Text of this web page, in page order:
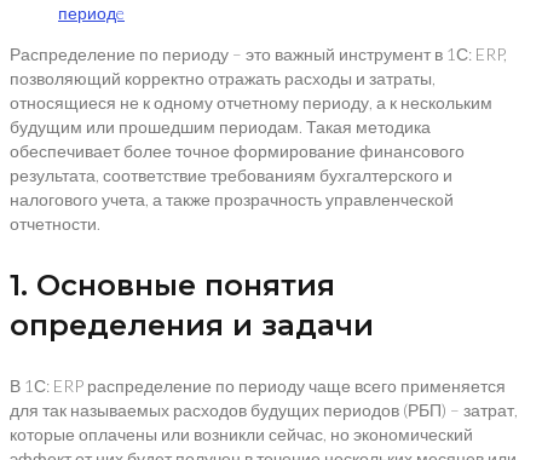
периодe
Распределение по периоду – это важный инструмент в 1С: ERP,
позволяющий корректно отражать расходы и затраты,
относящиеся не к одному отчетному периоду, а к нескольким
будущим или прошедшим периодам. Такая методика
обеспечивает более точное формирование финансового
результата, соответствие требованиям бухгалтерского и
налогового учета, а также прозрачность управленческой
отчетности.
1. Основные понятия
определения и задачи
В 1С: ERP распределение по периоду чаще всего применяется
для так называемых расходов будущих периодов (РБП) – затрат,
которые оплачены или возникли сейчас, но экономический